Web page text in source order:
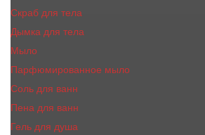
Скраб для тела
Дымка для тела
Мыло
Парфюмированное мыло
Соль для ванн
Пена для ванн
Гель для душа